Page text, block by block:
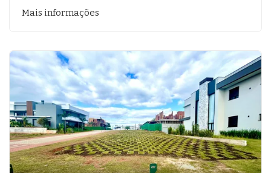
Mais informações